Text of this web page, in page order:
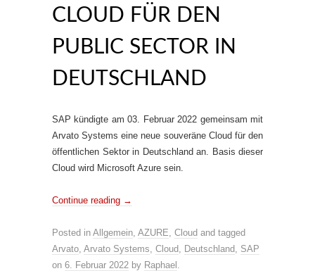
CLOUD FÜR DEN
PUBLIC SECTOR IN
DEUTSCHLAND
SAP kündigte am 03. Februar 2022 gemeinsam mit
Arvato Systems eine neue souveräne Cloud für den
öffentlichen Sektor in Deutschland an. Basis dieser
Cloud wird Microsoft Azure sein.
Continue reading →
Posted in Allgemein, AZURE, Cloud and tagged
Arvato, Arvato Systems, Cloud, Deutschland, SAP
on 6. Februar 2022 by Raphael .